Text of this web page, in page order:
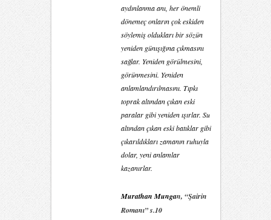
aydınlanma anı, her önemli
dönemeç onların çok eskiden
söylemiş oldukları bir sözün
yeniden günışığına çıkmasını
sağlar. Yeniden görülmesini,
görünmesini. Yeniden
anlamlandırılmasını. Tıpkı
toprak altından çıkan eski
paralar gibi yeniden ışırlar. Su
altından çıkan eski batıklar gibi
çıkarıldıkları zamanın ruhuyla
dolar, yeni anlamlar
kazanırlar.
Murathan Mungan, “Şairin
Romanı” s.10